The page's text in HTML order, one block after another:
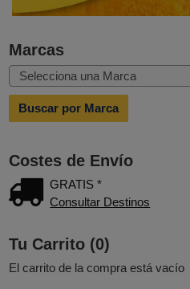
Marcas
Costes de Envío
GRATIS *
Consultar Destinos
Tu Carrito (0)
El carrito de la compra está vacío